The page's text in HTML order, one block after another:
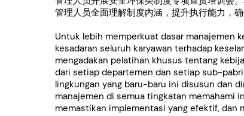
管理人员全面理解制度内涵，提升执行能力，
Untuk lebih memperkuat dasar manajemen
kesadaran seluruh karyawan terhadap
mengadakan pelatihan khusus tentang
dari setiap departemen dan setiap sub-
lingkungan yang baru-baru ini disusun dan
manajemen di semua tingkatan memahami
memastikan implementasi yang efektif, dan